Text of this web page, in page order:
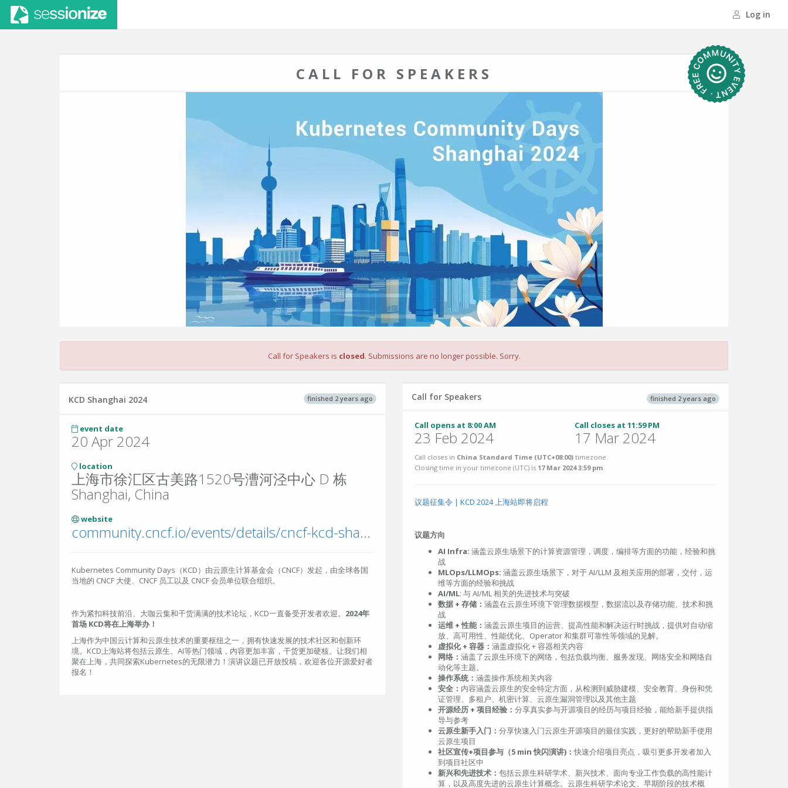
Log in
CALL FOR SPEAKERS
Call for Speakers is closed. Submissions are no longer possible. Sorry.
finished 2 years ago
KCD Shanghai 2024
event date
20 Apr 2024
location
上海市徐汇区古美路1520号漕河泾中心 D 栋
Shanghai, China
website
community.cncf.io/events/details/cncf-kcd-shanghai-presents-kcd-shanghai-2024/
Kubernetes Community Days（KCD）由云原生计算基金会（CNCF）发起，由全球各国
当地的 CNCF 大使、CNCF 员工以及 CNCF 会员单位联合组织。
作为紧扣科技前沿、大咖云集和干货满满的技术论坛，KCD一直备受开发者欢迎。 2024年
首场 KCD将在上海举办！
上海作为中国云计算和云原生技术的重要枢纽之一，拥有快速发展的技术社区和创新环
境。KCD上海站将包括云原生、AI等热门领域，内容更加丰富，干货更加硬核。让我们相
聚在上海，共同探索Kubernetes的无限潜力！演讲议题已开放投稿，欢迎各位开源爱好者
报名！
finished 2 years ago
Call for Speakers
Call opens at 8:00 AM
23 Feb 2024
Call closes at 11:59 PM
17 Mar 2024
Call closes in China Standard Time (UTC+08:00) timezone.
Closing time in your timezone (UTC) is 17 Mar 2024 3:59 pm.
议题征集令 | KCD 2024 上海站即将启程
议题方向
AI Infra: 涵盖云原生场景下的计算资源管理，调度，编排等方面的功能，经验和挑
战
MLOps/LLMOps: 涵盖云原生场景下，对于 AI/LLM 及相关应用的部署，交付，运
维等方面的经验和挑战
AI/ML: 与 AI/ML 相关的先进技术与突破
数据 + 存储： 涵盖在云原生环境下管理数据模型，数据流以及存储功能、技术和挑
战
运维 + 性能： 涵盖云原生项目的运营、提高性能和解决运行时挑战，提供对自动缩
放、高可用性、性能优化、Operator 和集群可靠性等领域的见解。
虚拟化 + 容器： 涵盖虚拟化 + 容器相关内容
网络： 涵盖了云原生环境下的网络，包括负载均衡、服务发现、网络安全和网络自
动化等主题。
操作系统： 涵盖操作系统相关内容
安全： 内容涵盖云原生的安全特定方面，从检测到威胁建模、安全教育、身份和凭
证管理、多租户、机密计算、云原生漏洞管理以及其他主题
开源经历 + 项目经验： 分享真实参与开源项目的经历与项目经验，能给新手提供指
导与参考
云原生新手入门： 分享快速入门云原生开源项目的最佳实践，更好的帮助新手使用
云原生项目
社区宣传+项目参与（5 min 快闪演讲)： 快速介绍项目亮点，吸引更多开发者加入
到项目社区中
新兴和先进技术： 包括云原生科研学术、新兴技术、面向专业工作负载的高性能计
算，以及高度先进的云原生计算概念。云原生科研学术论文、早期阶段的技术概